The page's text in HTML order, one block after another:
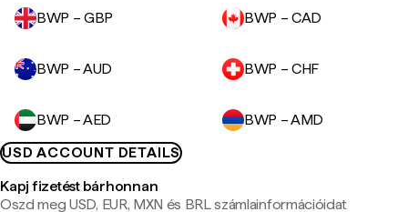
BWP – GBP BWP – CAD
BWP – AUD BWP – CHF
BWP – AED
BWP – AMD
USD ACCOUNT DETAILS
Kapj fizetést bárhonnan
Oszd meg USD, EUR, MXN és BRL számlainformációidat